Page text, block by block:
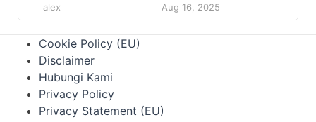
kesempatan emas untuk memulai karirmu. Jangan
ini, kita akan membahas semua detail tentang
lowongan Helper Alfamart di […]
alex Aug 16, 2025
Cookie Policy (EU)
Disclaimer
Hubungi Kami
Privacy Policy
Privacy Statement (EU)